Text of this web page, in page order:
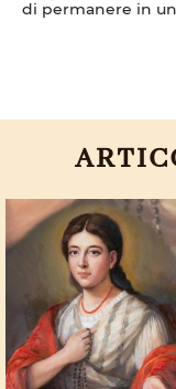
di permanere in